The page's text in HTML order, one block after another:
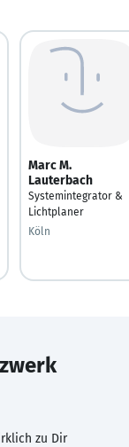
Marc M.
Lauterbach
Systemintegrator &
Lichtplaner
Köln
zu Dir